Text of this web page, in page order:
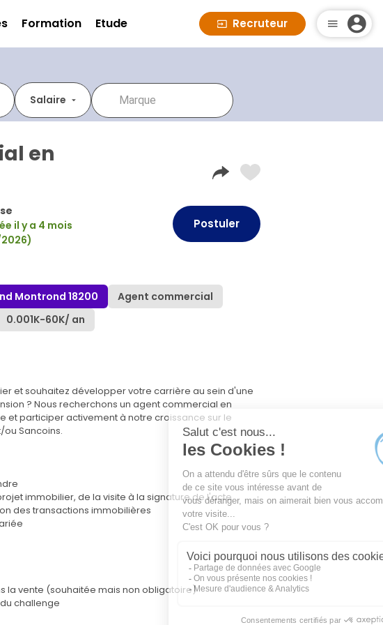
Formation Etude Recruteur
Salaire
en
il y a 4 mois
Postuler
Montrond 18200
Agent commercial
0.001K-60K/ an
et souhaitez développer votre carrière au sein d'une
? Nous recherchons un agent commercial en
et participer activement à notre croissance sur le
Sancoins.
immobilier, de la visite à la signature de l'acte
des transactions immobilières
la vente (souhaitée mais non obligatoire)
challenge